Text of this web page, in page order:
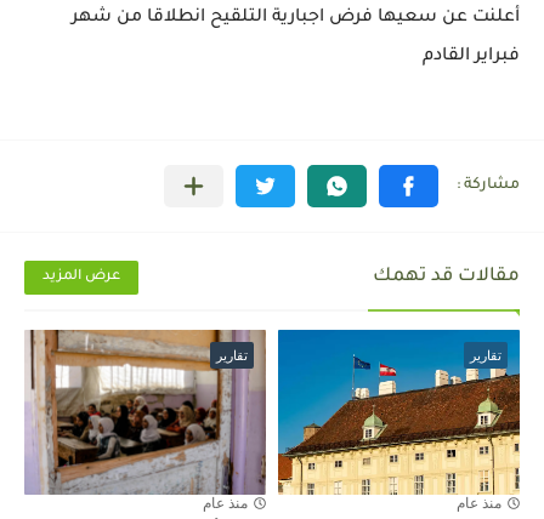
أعلنت عن سعيها فرض اجبارية التلقيح انطلاقا من شهر
فبراير القادم
مقالات قد تهمك عرض المزيد
تقارير
منذ عام
تقارير
منذ عام